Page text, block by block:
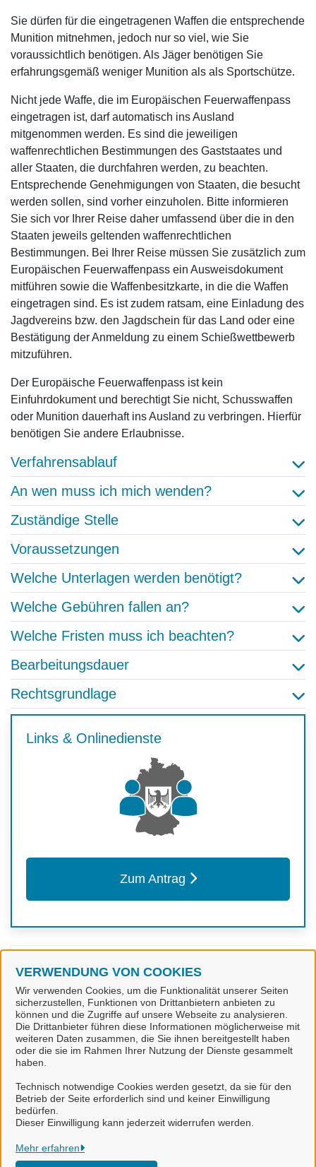
VERWENDUNG VON COOKIES
Wir verwenden Cookies, um die Funktionalität unserer Seiten
sicherzustellen, Funktionen von Drittanbietern anbieten zu
können und die Zugriffe auf unsere Webseite zu analysieren.
Die Drittanbieter führen diese Informationen möglicherweise mit
weiteren Daten zusammen, die Sie ihnen bereitgestellt haben
oder die sie im Rahmen Ihrer Nutzung der Dienste gesammelt
haben.
Technisch notwendige Cookies werden gesetzt, da sie für den
Betrieb der Seite erforderlich sind und keiner Einwilligung
bedürfen.
Dieser Einwilligung kann jederzeit widerrufen werden.
Mehr erfahren
Sie dürfen für die eingetragenen Waffen die entsprechende
Munition mitnehmen, jedoch nur so viel, wie Sie
voraussichtlich benötigen. Als Jäger benötigen Sie
erfahrungsgemäß weniger Munition als als Sportschütze.
Nicht jede Waffe, die im Europäischen Feuerwaffenpass
eingetragen ist, darf automatisch ins Ausland
mitgenommen werden. Es sind die jeweiligen
waffenrechtlichen Bestimmungen des Gaststaates und
aller Staaten, die durchfahren werden, zu beachten.
Entsprechende Genehmigungen von Staaten, die besucht
werden sollen, sind vorher einzuholen. Bitte informieren
Sie sich vor Ihrer Reise daher umfassend über die in den
Staaten jeweils geltenden waffenrechtlichen
Bestimmungen. Bei Ihrer Reise müssen Sie zusätzlich zum
Europäischen Feuerwaffenpass ein Ausweisdokument
mitführen sowie die Waffenbesitzkarte, in die die Waffen
eingetragen sind. Es ist zudem ratsam, eine Einladung des
Jagdvereins bzw. den Jagdschein für das Land oder eine
Bestätigung der Anmeldung zu einem Schießwettbewerb
mitzuführen.
Der Europäische Feuerwaffenpass ist kein
Einfuhrdokument und berechtigt Sie nicht, Schusswaffen
oder Munition dauerhaft ins Ausland zu verbringen. Hierfür
benötigen Sie andere Erlaubnisse.
Verfahrensablauf
An wen muss ich mich wenden?
Zuständige Stelle
Voraussetzungen
Welche Unterlagen werden benötigt?
Welche Gebühren fallen an?
Welche Fristen muss ich beachten?
Bearbeitungsdauer
Rechtsgrundlage
Links & Onlinedienste
Zum Antrag
Kontakt
Fachgruppe Gefahrenabwehrrecht
Landkreis Goslar
Alle Rechte vorbehalten